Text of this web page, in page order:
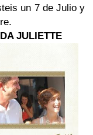
un 7 de Julio y
JULIETTE